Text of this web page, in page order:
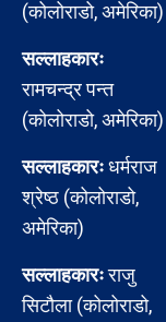
(कोलोराडो, अमेरिका)
सल्लाहकारः
रामचन्द्र पन्त
(कोलोराडो, अमेरिका)
सल्लाहकारःधर्मराज
श्रेष्ठ (कोलोराडो,
अमेरिका)
सल्लाहकारःराजु
सिटौला (कोलोराडो,